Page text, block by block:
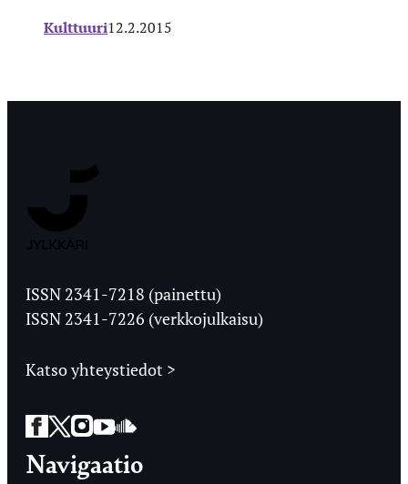
Kulttuuri12.2.2015
Ylioppilaslehti
ISSN 2341-7218 (painettu)
ISSN 2341-7226 (verkkojulkaisu)
Katso yhteystiedot >
Facebook
Twitter
Instagram
YouTube
SoundCloud
Navigaatio